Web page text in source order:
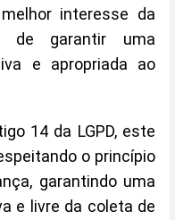
interesse da
de garantir uma
e apropriada ao
14 da LGPD, este
o princípio
garantindo uma
e livre da coleta de